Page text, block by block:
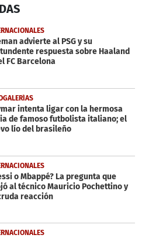
advierte al PSG y su
respuesta sobre Haaland
FC Barcelona
intenta ligar con la hermosa
de famoso futbolista italiano; el
lío del brasileño
o Mbappé? La pregunta que
al técnico Mauricio Pochettino y
reacción